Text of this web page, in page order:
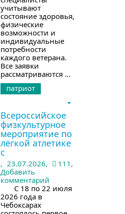
учитывают
состояние здоровья,
физические
возможности и
индивидуальные
потребности
каждого ветерана.
Все заявки
рассматриваются ...
патриот
Всероссийское
физкультурное
мероприятие по
лёгкой атлетике
с
, 23.07.2026,
111,
Добавить
комментарий
С 18 по 22 июля
2026 года в
Чебоксарах